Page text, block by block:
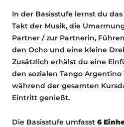
In der Basisstufe lernst du
Takt der Musik, die
Partner / zur Partnerin,
den Ocho und eine kleine
Zusätzlich erhälst du eine
den sozialen Tango Argentino
während der gesamten
Eintritt genießt.
Die Basisstufe umfasst 6